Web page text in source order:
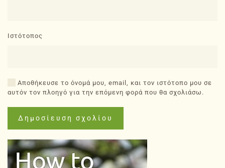
Ιστότοπος
Αποθήκευσε το όνομά μου, email, και τον ιστότοπο μου σε
αυτόν τον πλοηγό για την επόμενη φορά που θα σχολιάσω.
Δημοσίευση σχολίου